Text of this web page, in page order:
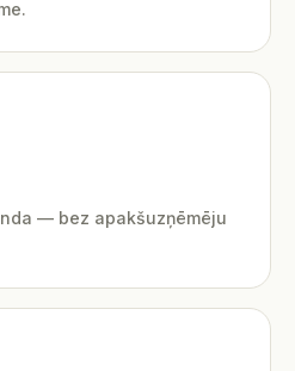
— bez apakšuzņēmēju